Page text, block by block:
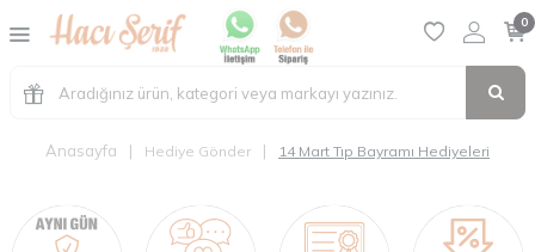
0
Anasayfa | Hediye Gönder | 14 Mart Tıp Bayramı Hediyeleri